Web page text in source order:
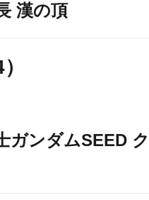
漢の頂
ガンダムSEED